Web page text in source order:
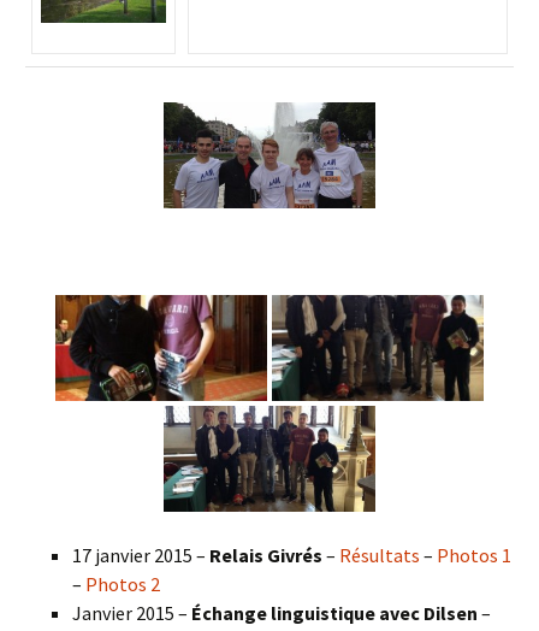
17 janvier 2015 – Relais Givrés – Résultats – Photos 1
– Photos 2
Janvier 2015 – Échange linguistique avec Dilsen –